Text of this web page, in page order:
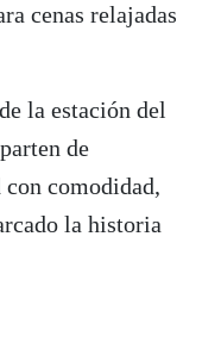
cenas relajadas
la estación del
de
comodidad,
la historia